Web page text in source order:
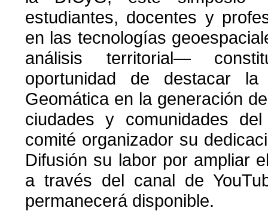
estudiantes, docentes y
en las tecnologías
análisis territorial—
oportunidad de destacar
Geomática en la generación
ciudades y comunidades
comité organizador su
Difusión su labor por ampliar
a través del canal de
permanecerá disponible.